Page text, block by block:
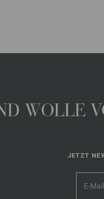
WOLLE
JETZT